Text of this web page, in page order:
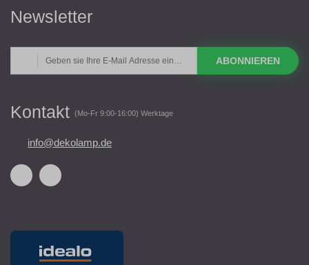
Newsletter
ABONNIEREN
Kontakt (Mo-Fr 9:00-16:00) Werktage
info@dekolamp.de